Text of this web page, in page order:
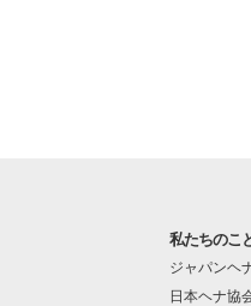
私たちのこ
ジャパンヘ
日本ヘナ協